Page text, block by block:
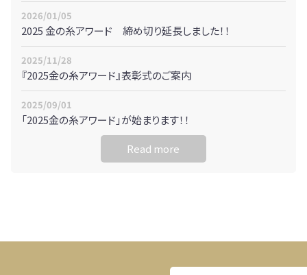
2026/01/05
2025 金の糸アワード 締め切り延長しました！！
2025/11/28
『2025金の糸アワード』表彰式のご案内
2025/09/01
「2025金の糸アワード」が始まります！！
Read more